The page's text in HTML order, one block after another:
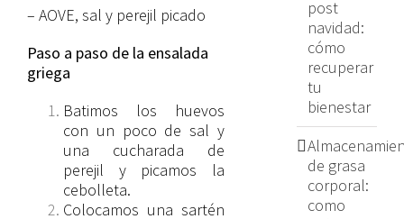
– AOVE, sal y perejil picado
Paso a paso de la ensalada
griega
Batimos los huevos
con un poco de sal y
una cucharada de
perejil y picamos la
cebolleta.
Colocamos una sartén
post
navidad:
cómo
recuperar
tu
bienestar
de grasa
corporal:
como